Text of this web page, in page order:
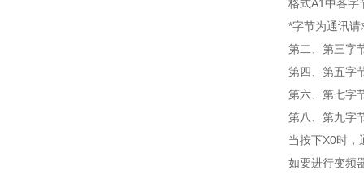
格式A1中各字
*字节为通讯
第二、第三字
第四、第五字
第六、第七字
第八、第九字
当按下X0时，
如要进行变频